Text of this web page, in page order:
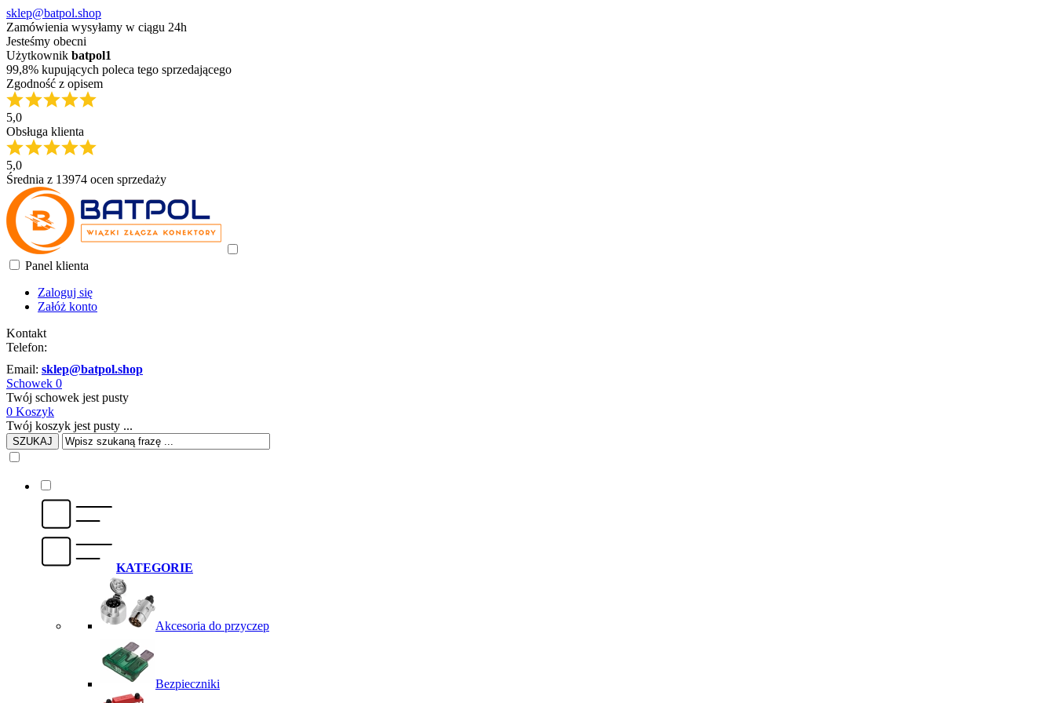
sklep@batpol.shop
Zamówienia wysyłamy w ciągu 24h
Jesteśmy obecni
Użytkownik batpol1
99,8% kupujących poleca tego sprzedającego
Zgodność z opisem
5,0
Obsługa klienta
5,0
Średnia z 13974 ocen sprzedaży
Panel klienta
Zaloguj się
Załóż konto
Kontakt
Telefon:
Email: sklep@batpol.shop
Schowek 0
Twój schowek jest pusty
0 Koszyk
Twój koszyk jest pusty ...
SZUKAJ
KATEGORIE
Akcesoria do przyczep
Bezpieczniki